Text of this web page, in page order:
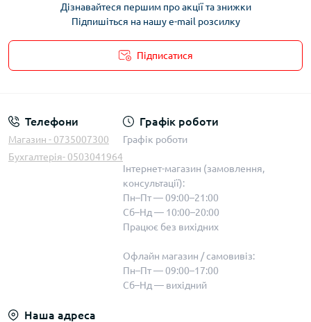
Дізнавайтеся першим про акції та знижки
Підпишіться на нашу e-mail розсилку
Підписатися
Телефони
Магазин - 0735007300
Бухгалтерія- 0503041964
Графік роботи
Графік роботи
Інтернет-магазин (замовлення,
консультації):
Пн–Пт — 09:00–21:00
Сб–Нд — 10:00–20:00
Працює без вихідних
Офлайн магазин / самовивіз:
Пн–Пт — 09:00–17:00
Сб–Нд — вихідний
Наша адреса